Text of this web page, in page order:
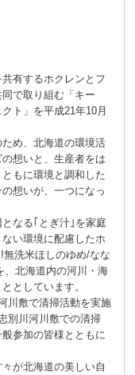
有するホクレンとフ
で取り組む「キー
ト」を平成21年10月
め、北海道の環境活
想いと、生産者をは
もに環境と調和した
想いが、一つになっ
なる｢とぎ汁｣を家庭
い環境に配慮したホ
洗米ほしのゆめ/なな
、北海道内の河川・海
としています。
川敷で清掃活動を実施
別川河川敷での清掃
参加の皆様とともに
が北海道の美しい自